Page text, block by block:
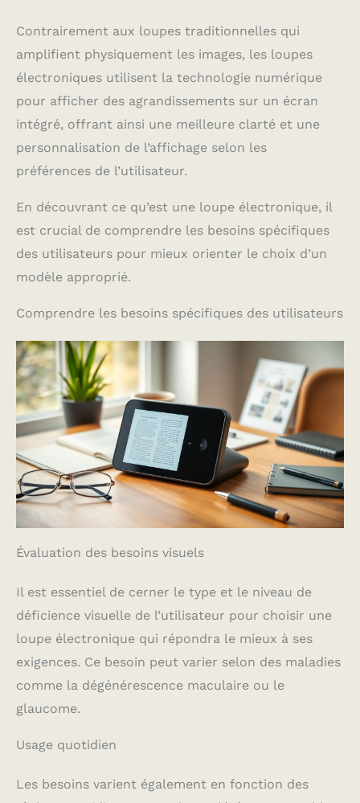
Contrairement aux loupes traditionnelles qui
amplifient physiquement les images, les loupes
électroniques utilisent la technologie numérique
pour afficher des agrandissements sur un écran
intégré, offrant ainsi une meilleure clarté et une
personnalisation de l’affichage selon les
préférences de l’utilisateur.
En découvrant ce qu’est une loupe électronique, il
est crucial de comprendre les besoins spécifiques
des utilisateurs pour mieux orienter le choix d’un
modèle approprié.
Comprendre les besoins spécifiques des utilisateurs
Évaluation des besoins visuels
Il est essentiel de cerner le type et le niveau de
déficience visuelle de l’utilisateur pour choisir une
loupe électronique qui répondra le mieux à ses
exigences. Ce besoin peut varier selon des maladies
comme la dégénérescence maculaire ou le
glaucome.
Usage quotidien
Les besoins varient également en fonction des